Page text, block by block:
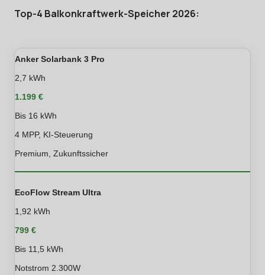
Top-4 Balkonkraftwerk-Speicher 2026:
Anker Solarbank 3 Pro
2,7 kWh
1.199 €
Bis 16 kWh
4 MPP, KI-Steuerung
Premium, Zukunftssicher
EcoFlow Stream Ultra
1,92 kWh
799 €
Bis 11,5 kWh
Notstrom 2.300W